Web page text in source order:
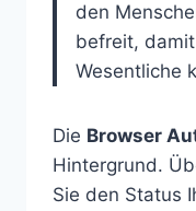
den
befreit,
Wesentliche
Die Browser
Hintergrund.
Sie den Status